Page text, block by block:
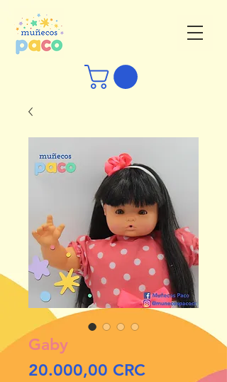
Gaby
20.000,00 CRCPrecio